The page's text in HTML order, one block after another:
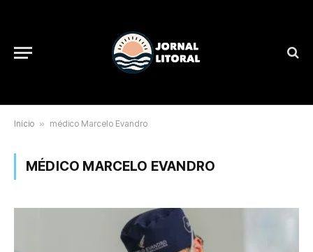
Início » médico Marcelo Evandro
MÉDICO MARCELO EVANDRO